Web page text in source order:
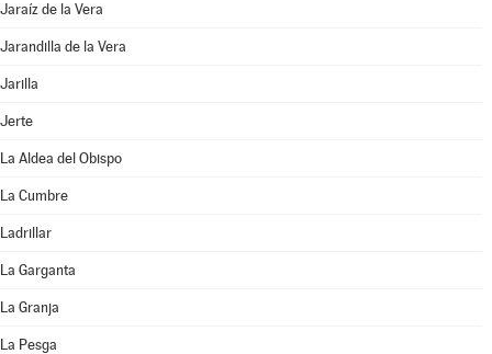
Jaraíz de la Vera
Jarandilla de la Vera
Jarilla
Jerte
La Aldea del Obispo
La Cumbre
Ladrillar
La Garganta
La Granja
La Pesga